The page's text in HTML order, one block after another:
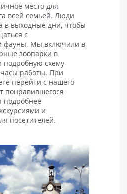
место для
всей семьей. Люди
в выходные дни, чтобы
с
фауны. Мы включили в
зоопарки в
подробную схему
работы. При
перейти с нашего
понравившегося
подробнее
и
посетителей.